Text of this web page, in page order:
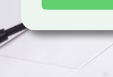
a
c